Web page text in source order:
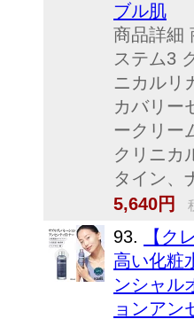
ブル肌
商品詳細
ステム3
ニカルリ
カバリー
ークリー
クリニカ
タイン、
5,640円
93.
【ク
高い化粧
ンシャル
ョンアン